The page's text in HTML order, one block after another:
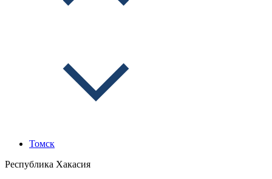
Томск
Республика Хакасия